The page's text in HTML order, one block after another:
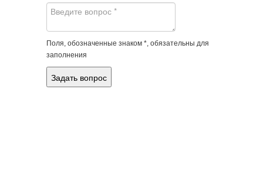
Поля, обозначенные знаком *, обязательны для
заполнения